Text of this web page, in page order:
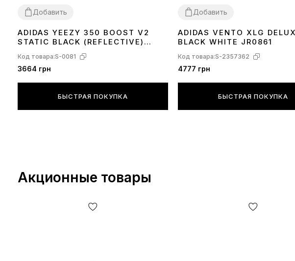
Добавить
36 3738 39 404142 4445
ADIDAS YEEZY 350 BOOST V2
STATIC BLACK (REFLECTIVE)
Код товара:S-0081
3664 грн
БЫСТРАЯ ПОКУПКА
Добавить
36 3738 39 4041424344
ADIDAS VENTO XLG
BLACK WHITE JR0861
Код товара:S-2357362
4777 грн
БЫСТРАЯ ПОКУПКА
Акционные товары